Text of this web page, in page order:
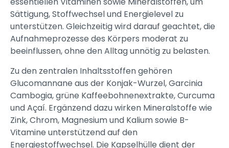
Sättigung, Stoffwechsel und Energielevel zu
unterstützen. Gleichzeitig wird darauf geachtet, die
Aufnahmeprozesse des Körpers moderat zu
beeinflussen, ohne den Alltag unnötig zu belasten.
Zu den zentralen Inhaltsstoffen gehören
Glucomannane aus der Konjak-Wurzel, Garcinia
Cambogia, grüne Kaffeebohnenextrakte, Curcuma
und Açaí. Ergänzend dazu wirken Mineralstoffe wie
Zink, Chrom, Magnesium und Kalium sowie B-
Vitamine unterstützend auf den
Energiestoffwechsel. Die Kapselhülle dient der